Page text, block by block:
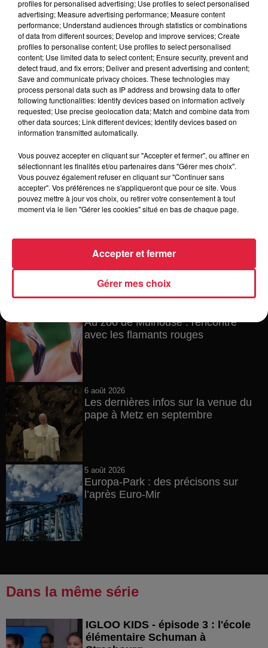
Les Infos Habitat avec Trianon Résidences
Toute l'actu
6 août 2026
À Hoerdt, de l’eau brune sort des
robinets
Tags antisémites à Strasbourg :
Catherine Trautmann réagit
Au zoo de Mulhouse : rencontre
avec les flamants rouges
6 août 2026
Les dernières infos sur la venue du
pape à Metz en septembre
5 août 2026
Europa-Park : des précisons sur
l’après Euro-Mir
Dans la même série
IGLOO KIDS - épisode 3 : l'école
élémentaire Schuman à
profiles for personalised advertising; Use profiles to select personalised
advertising; Measure advertising performance; Measure content
performance; Understand audiences through statistics or combinations
of data from different sources; Develop and improve services; Create
profiles to personalise content; Use profiles to select personalised
content; Use limited data to select content; Ensure security, prevent and
detect fraud, and fix errors; Deliver and present advertising and content;
Save and communicate privacy choices. These technologies may
process personal data such as IP address and browsing data to offer
following functionalities: Identify devices based on information actively
requested; Use precise geolocation data; Match and combine data from
other data sources; Link different devices; Identify devices based on
information transmitted automatically.
Vous pouvez accepter en cliquant sur "Accepter et fermer", ou affiner en
sélectionnant les finalités et/ou partenaires dans "Gérer mes choix".
Vous pouvez également refuser en cliquant sur "Continuer sans
accepter". Vos préférences ne s'appliqueront que pour ce site. Vous
pouvez mettre à jour vos choix, ou retirer votre consentement à tout
moment via le lien "Gérer les cookies" situé en bas de chaque page.
Gérer mes choix
Accepter et fermer